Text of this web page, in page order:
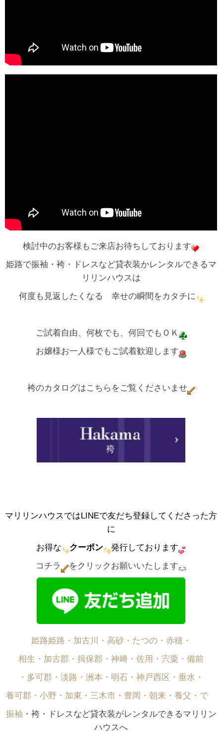
検討中のお客様もご来店お待ちしております
姫路で振袖・袴・ドレスなど貸衣装かレンタルできるマ
リリンハウスは
何度も見返したくなる 幸せの瞬間をカタチに
ご試着自由、何枚でも、何回でもＯＫ
お嬢様お一人様でもご試着歓迎します
袴のカタログはこちらをご覧くださいませ
マリリンハウスではLINEで友だち登録してくださった方
に
お得な
クーポン
発行しております
コチラ
をクリックお願いいたします
姫路姫路・加古川・高砂・たつの・赤穂・
相生・加古郡・揖保郡・神﨑・佐用・宍粟・備前
・多可郡・淡路・洲本・明石・神戸西区・垂水・
養可郡・小野・加東・三木市・豊岡・朝来・養父・で゙
振袖 ・袴・ドレスなど貸衣装がレンタルできるマリリン
ハウスへ